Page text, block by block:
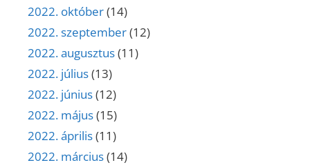
2022. október(14)
2022. szeptember(12)
2022. augusztus(11)
2022. július(13)
2022. június(12)
2022. május(15)
2022. április(11)
2022. március(14)